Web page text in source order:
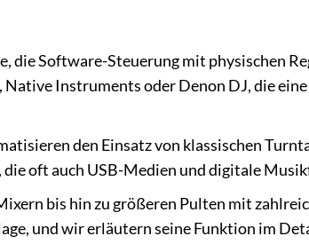
die Software-Steuerung mit physischen
Instruments oder Denon DJ, die
den Einsatz von klassischen
oft auch USB-Medien und digitale
bis hin zu größeren Pulten mit
und wir erläutern seine Funktion im